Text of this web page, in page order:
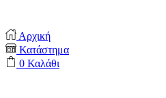
Αρχική
Κατάστημα
0 Καλάθι